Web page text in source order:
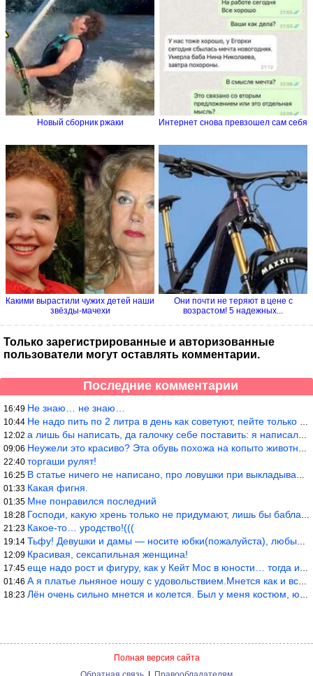
Новый сборник ржаки Интернет снова превзошел сам себя
Какими вырастили чужих детей наши
звёзды-мачехи
Они почти не теряют в цене с
возрастом! 5 надежных...
Только зарегистрированные и авторизованные
пользователи могут оставлять комментарии.
Последние комментарии
16:49 Не знаю… не знаю…
10:44 Не надо пить по 2 литра в день как советуют, пейте только когда
12:02 а лишь бы написать, да галочку себе поставить: я написала статью
09:06 Неужели это красиво? Эта обувь похожа на копыто животного, не хв
22:40 торгаши рулят!
16:25 В статье ничего не написано, про ловушки при выкладывании товара
01:33 Какая фигня.
01:35 Мне понравился последний
18:28 Господи, какую хрень только не придумают, лишь бы бабла срубить!
21:23 Какое-то… уродство!(((
19:14 Тьфу! Девушки и дамы — носите юбки(пожалуйста), любые штаны на ж
12:09 Красивая, сексапильная женщина!
17:45 еще надо рост и фигуру, как у Кейт Мос в юности… тогда и стиль т
01:46 А я платье льняное ношу с удовольствием.Мнется как и все. Но это
18:23 Лён очень сильно мнется и колется. Был у меня костюм, юбка и жак
Полная версия сайта